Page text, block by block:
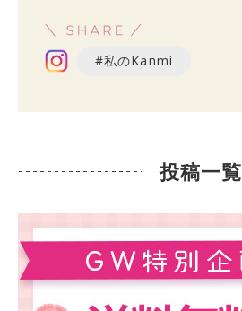
#私のKanmi
投稿一覧